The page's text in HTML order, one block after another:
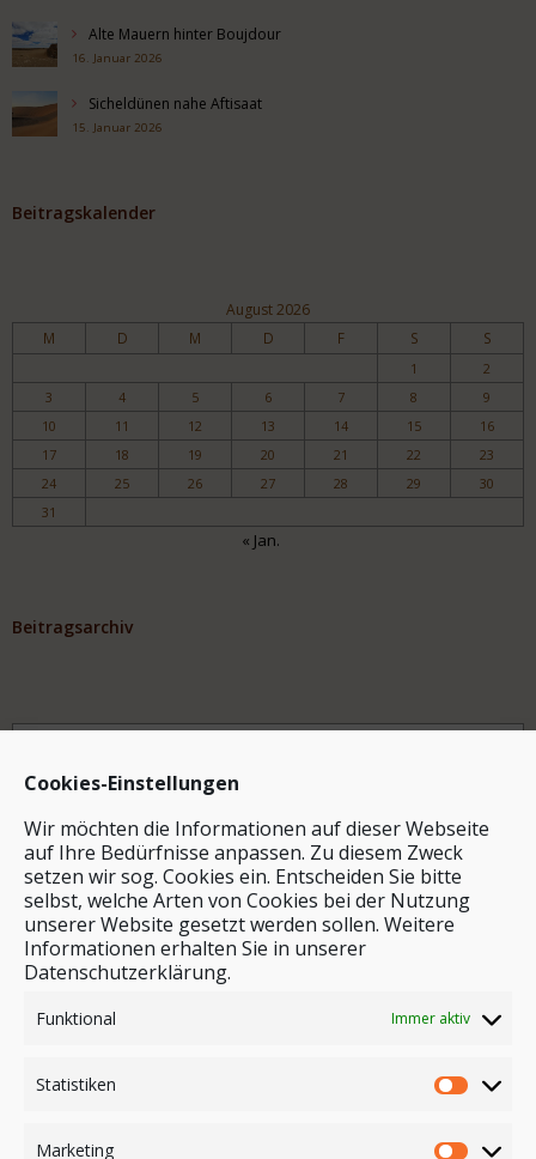
Cookies-Einstellungen
Wir möchten die Informationen auf dieser Webseite
auf Ihre Bedürfnisse anpassen. Zu diesem Zweck
setzen wir sog. Cookies ein. Entscheiden Sie bitte
selbst, welche Arten von Cookies bei der Nutzung
unserer Website gesetzt werden sollen. Weitere
Informationen erhalten Sie in unserer
Datenschutzerklärung.
Funktional Immer aktiv
Statistiken
Marketing
Alte Mauern hinter Boujdour
16. Januar 2026
Sicheldünen nahe Aftisaat
15. Januar 2026
Beitragskalender
August 2026
M D M D F S S
1
2
3
4 5 6 7 8
9
10
11 12 13 14 15
16
17
18 19 20 21 22
23
24
25 26 27 28 29
30
31
« Jan.
Beitragsarchiv
Archiv
Stichwortsuche